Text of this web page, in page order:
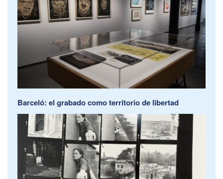
Barceló: el grabado como territorio de libertad